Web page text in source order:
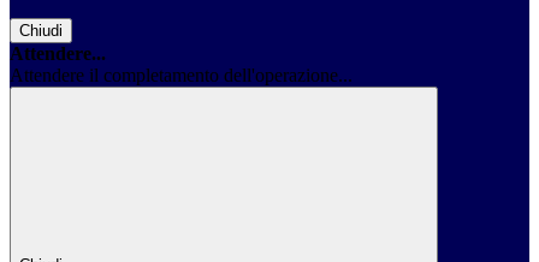
Chiudi
Attendere...
Attendere il completamento dell'operazione...